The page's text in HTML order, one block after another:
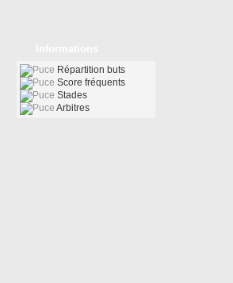
Répartition buts
Score fréquents
Stades
Arbitres